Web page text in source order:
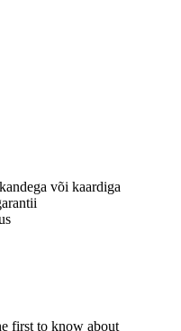
või kaardiga
first to know about